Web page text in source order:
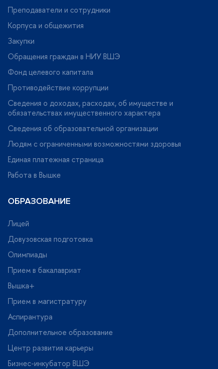
Преподаватели и сотрудники
Корпуса и общежития
Закупки
Обращения граждан в НИУ ВШЭ
Фонд целевого капитала
Противодействие коррупции
Сведения о доходах, расходах, об имуществе и
обязательствах имущественного характера
Сведения об образовательной организации
Людям с ограниченными возможностями здоровья
Единая платежная страница
Работа в Вышке
ОБРАЗОВАНИЕ
Лицей
Довузовская подготовка
Олимпиады
Прием в бакалавриат
ышка+
Прием в магистратуру
Аспирантура
Дополнительное образование
Центр развития карьеры
Бизнес-инкубатор ВШЭ